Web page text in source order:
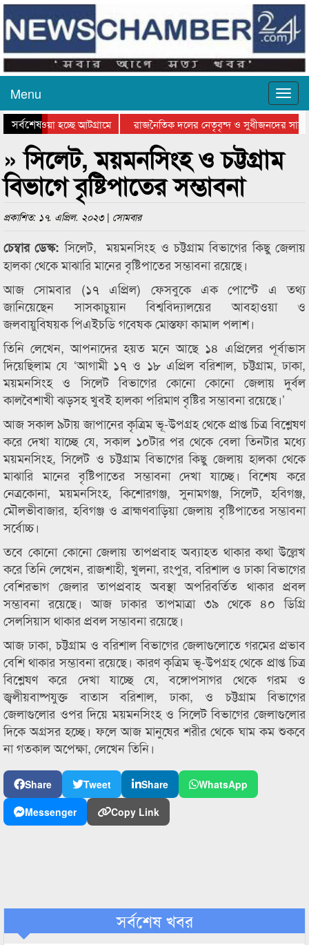
Menu
সর্বশেষ
যাওয়া হচ্ছে আটগ্রামে
রাজনৈতিক দলের নেতৃবৃন্দ ও সুধীজনদের সাথে
পুরস্কার বিতরণ সম্পন্ন
সিলেটে বাংলাদেশ গ্রুপ থিয়েটার
» সিলেট, ময়মনসিংহ ও চট্টগ্রাম
বিভাগে বৃষ্টিপাতের সম্ভাবনা
প্রকাশিত: ১৭. এপ্রিল. ২০২৩ | সোমবার
চেম্বার ডেস্ক:সিলেট, ময়মনসিংহ ও চট্টগ্রাম বিভাগের কিছু জেলায়
হালকা থেকে মাঝারি মানের বৃষ্টিপাতের সম্ভাবনা রয়েছে।
আজ সোমবার (১৭ এপ্রিল) ফেসবুকে এক পোস্টে এ তথ্য
জানিয়েছেন সাসকাচুয়ান বিশ্ববিদ্যালয়ের আবহাওয়া ও
জলবায়ুবিষয়ক পিএইচডি গবেষক মোস্তফা কামাল পলাশ।
তিনি লেখেন, আপনাদের হয়ত মনে আছে ১৪ এপ্রিলের পূর্বাভাস
দিয়েছিলাম যে ‘আগামী ১৭ ও ১৮ এপ্রিল বরিশাল, চট্টগ্রাম, ঢাকা,
ময়মনসিংহ ও সিলেট বিভাগের কোনো কোনো জেলায় দুর্বল
কালবৈশাখী ঝড়সহ খুবই হালকা পরিমাণ বৃষ্টির সম্ভাবনা রয়েছে।’
আজ সকাল ৯টায় জাপানের কৃত্রিম ভূ-উপগ্রহ থেকে প্রাপ্ত চিত্র বিশ্লেষণ
করে দেখা যাচ্ছে যে, সকাল ১০টার পর থেকে বেলা তিনটার মধ্যে
ময়মনসিংহ, সিলেট ও চট্টগ্রাম বিভাগের কিছু জেলায় হালকা থেকে
মাঝারি মানের বৃষ্টিপাতের সম্ভাবনা দেখা যাচ্ছে। বিশেষ করে
নেত্রকোনা, ময়মনসিংহ, কিশোরগঞ্জ, সুনামগঞ্জ, সিলেট, হবিগঞ্জ,
মৌলভীবাজার, হবিগঞ্জ ও ব্রাহ্মণবাড়িয়া জেলায় বৃষ্টিপাতের সম্ভাবনা
সর্বোচ্চ।
তবে কোনো কোনো জেলায় তাপপ্রবাহ অব্যাহত থাকার কথা উল্লেখ
করে তিনি লেখেন, রাজশাহী, খুলনা, রংপুর, বরিশাল ও ঢাকা বিভাগের
বেশিরভাগ জেলার তাপপ্রবাহ অবস্থা অপরিবর্তিত থাকার প্রবল
সম্ভাবনা রয়েছে। আজ ঢাকার তাপমাত্রা ৩৯ থেকে ৪০ ডিগ্রি
সেলসিয়াস থাকার প্রবল সম্ভাবনা রয়েছে।
আজ ঢাকা, চট্টগ্রাম ও বরিশাল বিভাগের জেলাগুলোতে গরমের প্রভাব
বেশি থাকার সম্ভাবনা রয়েছে। কারণ কৃত্রিম ভূ-উপগ্রহ থেকে প্রাপ্ত চিত্র
বিশ্লেষণ করে দেখা যাচ্ছে যে, বঙ্গোপসাগর থেকে গরম ও
জ্বলীয়বাষ্পযুক্ত বাতাস বরিশাল, ঢাকা, ও চট্টগ্রাম বিভাগের
জেলাগুলোর ওপর দিয়ে ময়মনসিংহ ও সিলেট বিভাগের জেলাগুলোর
দিকে অগ্রসর হচ্ছে। ফলে আজ মানুষের শরীর থেকে ঘাম কম শুকবে
না গতকাল অপেক্ষা, লেখেন তিনি।
Share Tweet Share
WhatsApp
Messenger
Copy Link
সর্বশেষ খবর